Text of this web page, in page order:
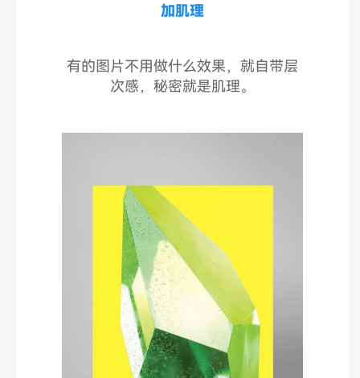
加肌理
有的图片不用做什么效果，就自带层
次感，秘密就是肌理。